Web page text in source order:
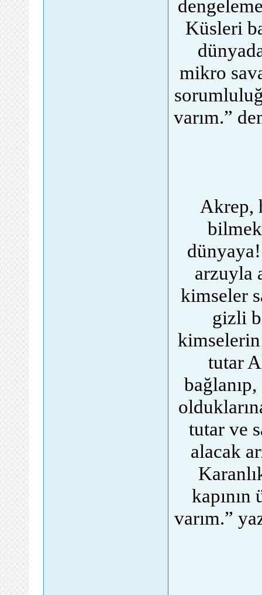
Küsleri
mikro
varım.”
Akrep,
arzuyla
kimseler
gizli
kimselerin
tutar
tutar ve
alacak
varım.”